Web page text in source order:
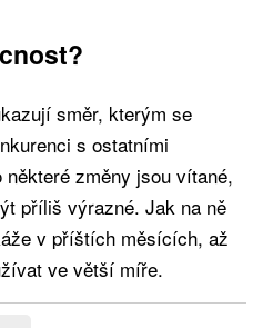
směr, kterým se
s ostatními
změny jsou vítané,
příliš výrazné. Jak na ně
v příštích měsících, až
ve větší míře.